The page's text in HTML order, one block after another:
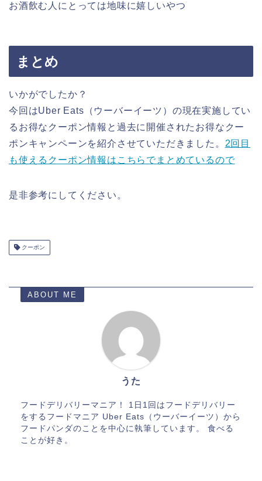
お酒飲む人にとっては地味に嬉しいやつ
まとめ
いかがでしたか？
今回はUber Eats（ウーバーイーツ）の現在実施してい
るお得なクーポン情報と過去に開催されたお得なクー
ポンキャンペーンを紹介させていただきました。 2回目
も使えるクーポン情報はこちらでまとめているので
是非参考にしてください。
クーポン
ABOUT ME
うた
フードデリバリーマニア！ 1日1回はフードデリバリー
をするフードマニア Uber Eats（ウーバーイーツ）から
フードパンダのことを中心に執筆しています。 食べる
ことが好き。